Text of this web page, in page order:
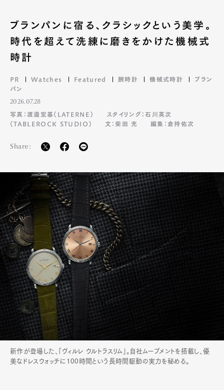
ブランパンに宿る、クラシックという美学。
時代を超えて洗練に磨きをかけた機械式
時計
PR Watches Featured 腕時計 機械式時計
ブラン
パン
2026.07.28
写真：渡邉宏基（LATERNE）
スタイリング：石川英次
（TABLEROCK STUDIO）
文：柴田 充 編集：倉持佑次
Share:
新作が登場した、「ヴィルレ ウルトラスリム」。自社ムーブメントを搭載し、優
美なドレスウォッチに100時間という長時間駆動の実力を秘める。